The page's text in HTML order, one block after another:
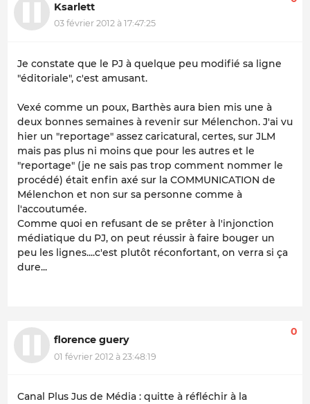
Ksarlett
03 février 2012 à 17:47:25
Je constate que le PJ à quelque peu modifié sa ligne
"éditoriale", c'est amusant.
Vexé comme un poux, Barthès aura bien mis une à
deux bonnes semaines à revenir sur Mélenchon. J'ai vu
hier un "reportage" assez caricatural, certes, sur JLM
mais pas plus ni moins que pour les autres et le
"reportage" (je ne sais pas trop comment nommer le
procédé) était enfin axé sur la COMMUNICATION de
Mélenchon et non sur sa personne comme à
l'accoutumée.
Comme quoi en refusant de se prêter à l'injonction
médiatique du PJ, on peut réussir à faire bouger un
peu les lignes....c'est plutôt réconfortant, on verra si ça
dure...
florence guery
01 février 2012 à 23:48:19
0
Canal Plus Jus de Média : quitte à réfléchir à la